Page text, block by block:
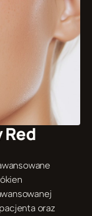
oraz